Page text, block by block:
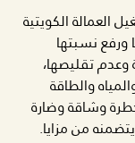
العمالة الكويتية
ورفع نسبتها
تقليصها،
والطاقة
وشاقة وضارة
من مزايا.